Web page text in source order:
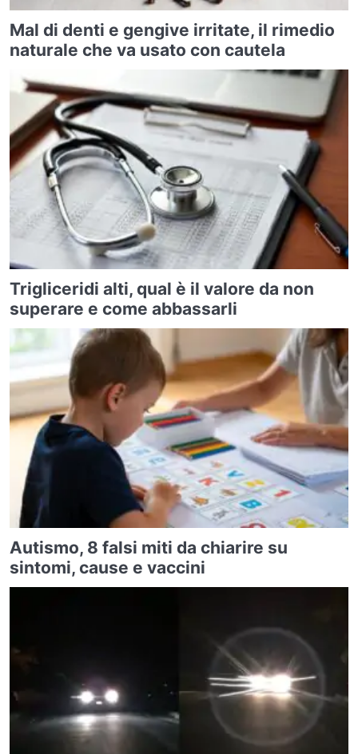
Mal di denti e gengive irritate, il rimedio
naturale che va usato con cautela
Trigliceridi alti, qual è il valore da non
superare e come abbassarli
Autismo, 8 falsi miti da chiarire su
sintomi, cause e vaccini